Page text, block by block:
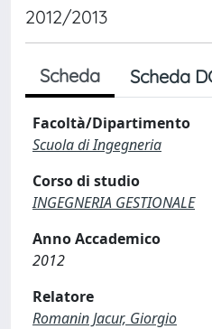
2012/2013
Scheda Scheda
Facoltà/Dipartimento
Scuola di Ingegneria
Corso di studio
INGEGNERIA GESTIONALE
Anno Accademico
2012
Relatore
Romanin Jacur, Giorgio